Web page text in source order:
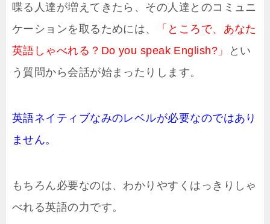
喋る人達が増えてきたら、その人達とのコミュニ
ケーションを取るためには、
「ところで、あなた
英語しゃべれる？Do you speak English?」
とい
う質問から会話が始まったりします。
英語ネイティブなみのレベルが必要なのではあり
ません。
もちろん必要なのは、わかりやすくはっきりしゃ
べれる英語の力です。